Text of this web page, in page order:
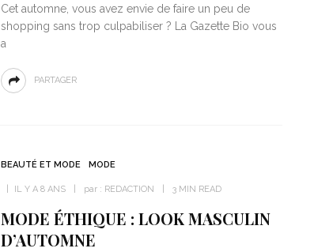
Cet automne, vous avez envie de faire un peu de
shopping sans trop culpabiliser ? La Gazette Bio vous
a
PARTAGER
BEAUTÉ ET MODE MODE
IL Y A 8 ANS par : REDACTION 3 MIN READ
MODE ÉTHIQUE : LOOK MASCULIN
D’AUTOMNE